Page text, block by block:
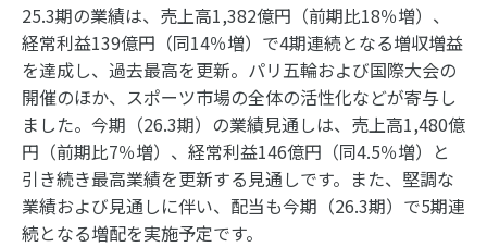
25.3期の業績は、売上高1,382億円（前期比18％増）、
経常利益139億円（同14％増）で4期連続となる増収増益
を達成し、過去最高を更新。パリ五輪および国際大会の
開催のほか、スポーツ市場の全体の活性化などが寄与し
ました。今期（26.3期）の業績見通しは、売上高1,480億
円（前期比7％増）、経常利益146億円（同4.5％増）と
引き続き最高業績を更新する見通しです。また、堅調な
業績および見通しに伴い、配当も今期（26.3期）で5期連
続となる増配を実施予定です。